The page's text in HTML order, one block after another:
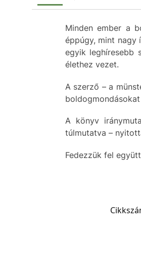
Minden ember a
éppúgy, mint nagy
egyik leghíresebb
élethez vezet.
A szerző – a
A könyv
túlmutatva –
Fedezzük fel